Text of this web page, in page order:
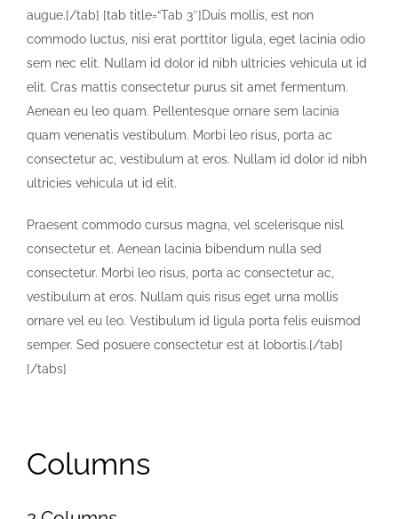
augue.[/tab] [tab title=“Tab 3″]Duis mollis, est non
commodo luctus, nisi erat porttitor ligula, eget lacinia odio
sem nec elit. Nullam id dolor id nibh ultricies vehicula ut id
elit. Cras mattis consectetur purus sit amet fermentum.
Aenean eu leo quam. Pellentesque ornare sem lacinia
quam venenatis vestibulum. Morbi leo risus, porta ac
consectetur ac, vestibulum at eros. Nullam id dolor id nibh
ultricies vehicula ut id elit.
Praesent commodo cursus magna, vel scelerisque nisl
consectetur et. Aenean lacinia bibendum nulla sed
consectetur. Morbi leo risus, porta ac consectetur ac,
vestibulum at eros. Nullam quis risus eget urna mollis
ornare vel eu leo. Vestibulum id ligula porta felis euismod
semper. Sed posuere consectetur est at lobortis.[/tab]
[/tabs]
Columns